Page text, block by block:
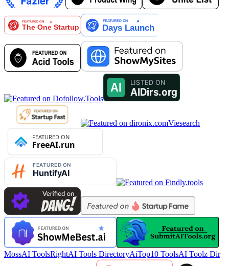
Viesearch
MossAI ToolsRightAI Tools DirectoryAiTop10 ToolsAI Toolz Dir